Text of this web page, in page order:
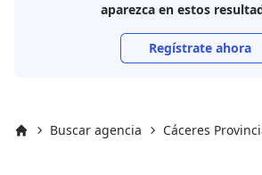
aparezca en estos
Regístrate ahora
Buscar agencia Cáceres